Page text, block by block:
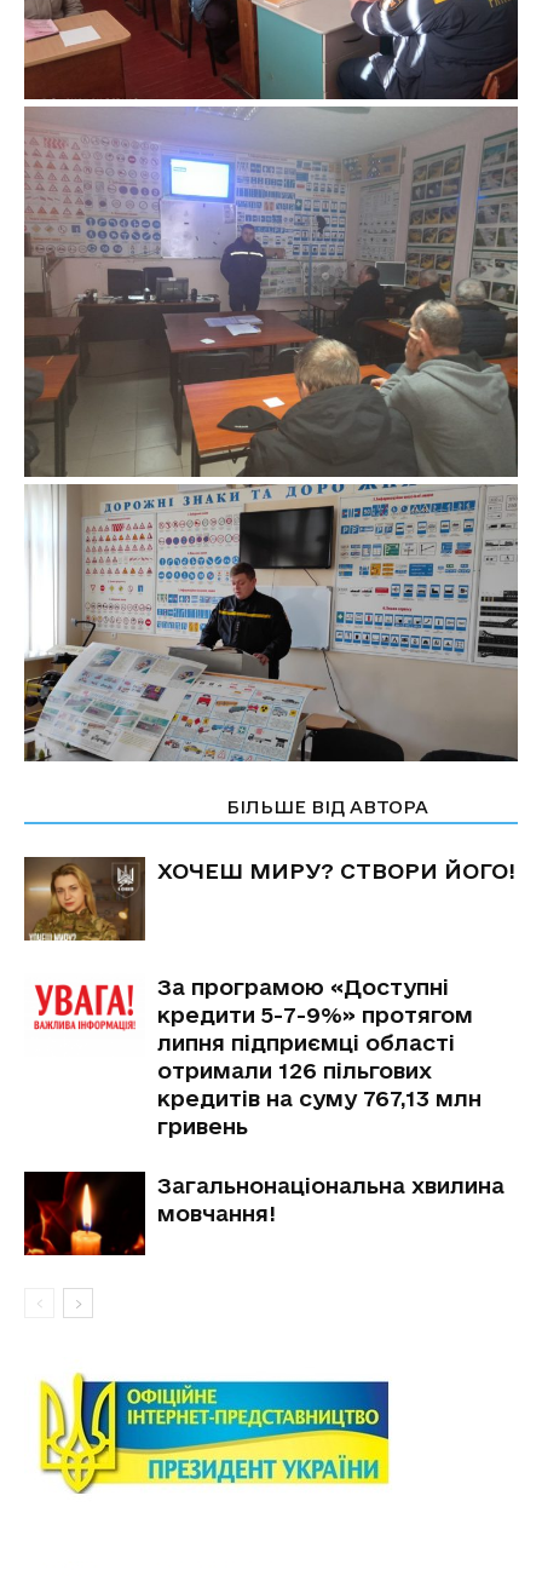
БІЛЬШЕ ВІД АВТОРА
ХОЧЕШ МИРУ? СТВОРИ ЙОГО!
За програмою «Доступні
кредити 5-7-9%» протягом
липня підприємці області
отримали 126 пільгових
кредитів на суму 767,13 млн
гривень
Загальнонаціональна хвилина
мовчання!